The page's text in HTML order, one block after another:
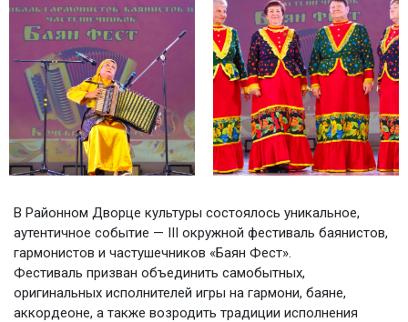
В Районном Дворце культуры состоялось уникальное,
аутентичное событие — III окружной фестиваль баянистов,
гармонистов и частушечников «Баян Фест».
Фестиваль призван объединить самобытных,
оригинальных исполнителей игры на гармони, баяне,
аккордеоне, а также возродить традиции исполнения